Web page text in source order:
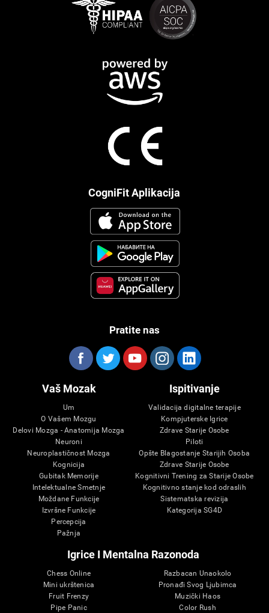
CogniFit Aplikacija
Pratite nas
Vaš Mozak
Um
O Vašem Mozgu
Delovi Mozga - Anatomija Mozga
Neuroni
Neuroplastičnost Mozga
Kognicija
Gubitak Memorije
Intelektualne Smetnje
Moždane Funkcije
Izvršne Funkcije
Percepcija
Pažnja
Ispitivanje
Validacija digitalne terapije
Kompjuterske Igrice
Zdrave Starije Osobe
Piloti
Opšte Blagostanje Starijih Osoba
Zdrave Starije Osobe
Kognitivni Trening za Starije Osobe
Kognitivno stanje kod odraslih
Sistematska revizija
Kategorija SG4D
Igrice I Mentalna Razonoda
Chess Online
Mini ukrštenica
Fruit Frenzy
Pipe Panic
Razbacan Unaokolo
Pronađi Svog Ljubimca
Muzički Haos
Color Rush